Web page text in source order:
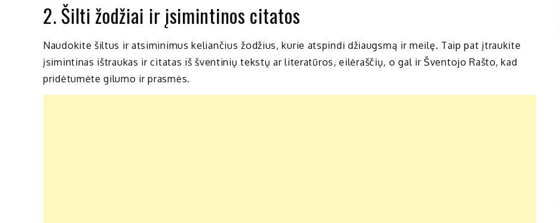
2. Šilti žodžiai ir įsimintinos citatos
Naudokite šiltus ir atsiminimus keliančius žodžius, kurie atspindi džiaugsmą ir meilę. Taip pat įtraukite
įsimintinas ištraukas ir citatas iš šventinių tekstų ar literatūros, eilėraščių, o gal ir Šventojo Rašto, kad
pridėtumėte gilumo ir prasmės.